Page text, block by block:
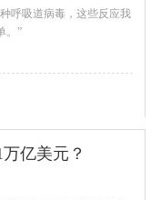
呼吸道病毒，这些反应我
。”
亿美元？